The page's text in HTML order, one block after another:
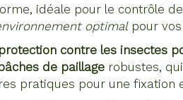
idéale pour le contrôle
optimalpour vos
contre les insectes
de paillage robustes,
pratiques pour une